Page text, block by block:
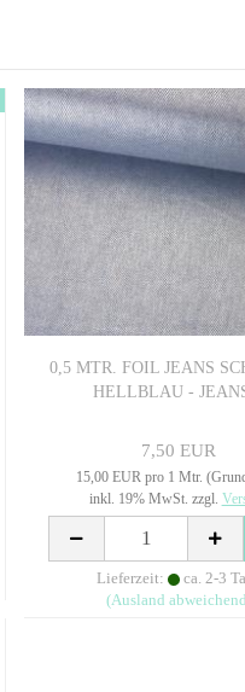
0,5 MTR. FOIL JEANS
HELLBLAU -
7,50 EUR
15,00 EUR pro 1 Mtr.
inkl. 19% MwSt. zzgl.
Lieferzeit:
ca. 2-3
(Ausland